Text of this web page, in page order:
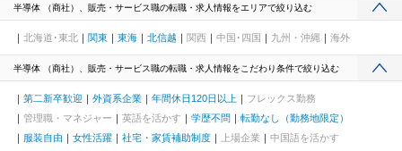
半導体 （商社）、販売・サービス職の転職・求人情報をエリアで絞り込む
北海道･東北 関東 東海 北信越 関西 中国･四国 九州・沖縄 海外
半導体 （商社）、販売・サービス職の転職・求人情報をこだわり条件で絞り込む
第二新卒歓迎 外資系企業 年間休日120日以上
フレックス勤務
管理職・マネジャー
英語を活かす 学歴不問
転勤なし（勤務地限定）
服装自由
女性活躍 社宅・家賃補助制度 上場企業
中国語を活かす